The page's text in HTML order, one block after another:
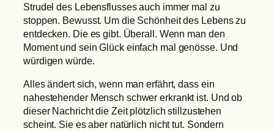
Strudel des Lebensflusses auch immer mal zu
stoppen. Bewusst. Um die Schönheit des Lebens zu
entdecken. Die es gibt. Überall. Wenn man den
Moment und sein Glück einfach mal genösse. Und
würdigen würde.
Alles ändert sich, wenn man erfährt, dass ein
nahestehender Mensch schwer erkrankt ist. Und ob
dieser Nachricht die Zeit plötzlich stillzustehen
scheint. Sie es aber natürlich nicht tut. Sondern